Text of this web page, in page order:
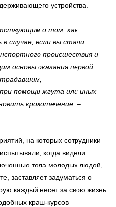
устройства.
о том, как
случае, если вы стали
происшествия и
основы оказания первой
помощи жгута или иных
кровотечение, –
на которых сотрудники
когда видели
тела молодых людей,
заставляет задуматься о
каждый несет за свою жизнь.
краш-курсов